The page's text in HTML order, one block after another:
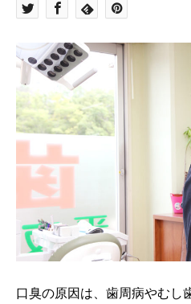
口臭の原因は、歯周病やむし